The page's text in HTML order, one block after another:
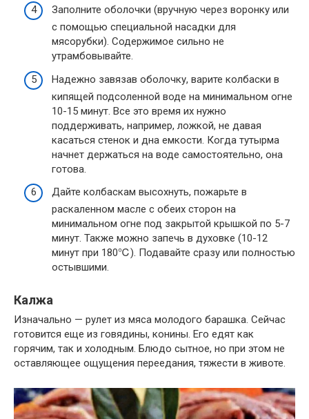
Заполните оболочки (вручную через воронку или
с помощью специальной насадки для
мясорубки). Содержимое сильно не
утрамбовывайте.
Надежно завязав оболочку, варите колбаски в
кипящей подсоленной воде на минимальном огне
10-15 минут. Все это время их нужно
поддерживать, например, ложкой, не давая
касаться стенок и дна емкости. Когда тутырма
начнет держаться на воде самостоятельно, она
готова.
Дайте колбаскам высохнуть, пожарьте в
раскаленном масле с обеих сторон на
минимальном огне под закрытой крышкой по 5-7
минут. Также можно запечь в духовке (10-12
минут при 180℃). Подавайте сразу или полностью
остывшими.
Калжа
Изначально — рулет из мяса молодого барашка. Сейчас
готовится еще из говядины, конины. Его едят как
горячим, так и холодным. Блюдо сытное, но при этом не
оставляющее ощущения переедания, тяжести в животе.